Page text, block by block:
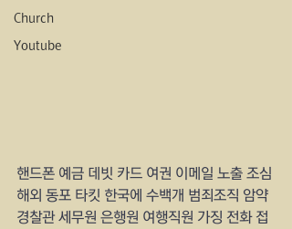
Church
Youtube
핸드폰 예금 데빗 카드 여권 이메일 노출 조심
해외 동포 타킷 한국에 수백개 범죄조직 암약
경찰관 세무원 은행원 여행직원 가징 전화 접